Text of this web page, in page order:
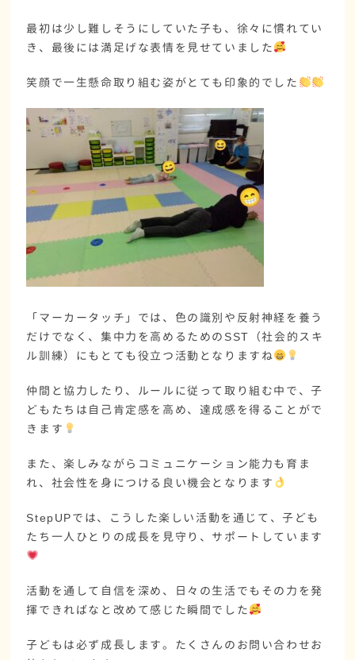
最初は少し難しそうにしていた子も、徐々に慣れてい
き、最後には満足げな表情を見せていました
笑顔で一生懸命取り組む姿がとても印象的でした
「マーカータッチ」では、色の識別や反射神経を養う
だけでなく、集中力を高めるためのSST（社会的スキ
ル訓練）にもとても役立つ活動となりますね
仲間と協力したり、ルールに従って取り組む中で、子
どもたちは自己肯定感を高め、達成感を得ることがで
きます
また、楽しみながらコミュニケーション能力も育ま
れ、社会性を身につける良い機会となります
StepUPでは、こうした楽しい活動を通じて、子ども
たち一人ひとりの成長を見守り、サポートしています
活動を通して自信を深め、日々の生活でもその力を発
揮できればなと改めて感じた瞬間でした
子どもは必ず成長します。たくさんのお問い合わせお